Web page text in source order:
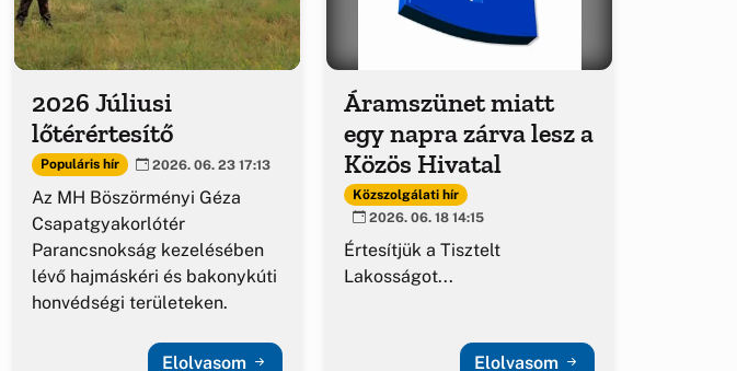
2026 Júliusi
lőtérértesítő
Populáris hír 2026. 06. 23 17:13
Az MH Böszörményi Géza
Csapatgyakorlótér
Parancsnokság kezelésében
lévő hajmáskéri és bakonykúti
honvédségi területeken.
Elolvasom
Áramszünet miatt
egy napra zárva lesz a
Közös Hivatal
Közszolgálati hír
2026. 06. 18 14:15
Értesítjük a Tisztelt
Lakosságot...
Elolvasom